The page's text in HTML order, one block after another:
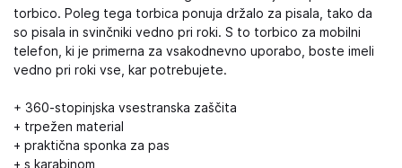
torbico. Poleg tega torbica ponuja držalo za pisala, tako da
so pisala in svinčniki vedno pri roki. S to torbico za mobilni
telefon, ki je primerna za vsakodnevno uporabo, boste imeli
vedno pri roki vse, kar potrebujete.
+ 360-stopinjska vsestranska zaščita
+ trpežen material
+ praktična sponka za pas
+ s karabinom